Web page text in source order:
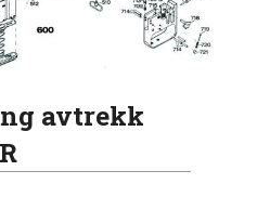
avtrekk